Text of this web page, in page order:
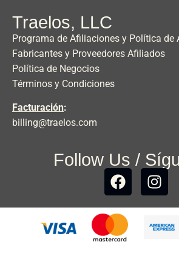
Traelos, LLC
Programa de Afiliaciones y Política de
Fabricantes y Proveedores Afiliados
Política de Negocios
Términos y Condiciones
Facturación:
billing@traelos.com
Follow Us /